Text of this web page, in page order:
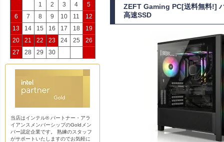
ZEFT Gaming PC[送料無料!]
高速SSD
1
2 3 4
5
6
7 8 9 10 11
12
13
14 15 16 17 18
19
20
21 22 23 24 25
26
27
28 29 30
当店はインテル® パートナー・アラ
イアンスメンバーシップのGoldメン
バー認定企業です。 熟練のスタッフ
がサポートいたしますのでお気軽に